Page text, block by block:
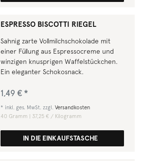
ESPRESSO BISCOTTI RIEGEL
Sahnig zarte Vollmilchschokolade mit
einer Füllung aus Espressocreme und
winzigen knusprigen Waffelstückchen.
Ein eleganter Schokosnack.
1,49 € *
* inkl. ges. MwSt. zzgl.Versandkosten
40 Gramm | 37,25 € / Kilogramm
IN DIE EINKAUFSTASCHE